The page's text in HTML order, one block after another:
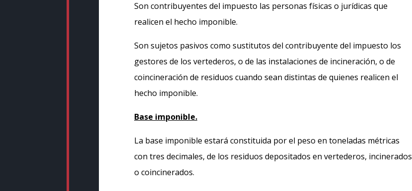
Son contribuyentes del impuesto las personas físicas o jurídicas que
realicen el hecho imponible.
Son sujetos pasivos como sustitutos del contribuyente del impuesto los
gestores de los vertederos, o de las instalaciones de incineración, o de
coincineración de residuos cuando sean distintas de quienes realicen el
hecho imponible.
Base imponible.
La base imponible estará constituida por el peso en toneladas métricas
con tres decimales, de los residuos depositados en vertederos, incinerados
o coincinerados.